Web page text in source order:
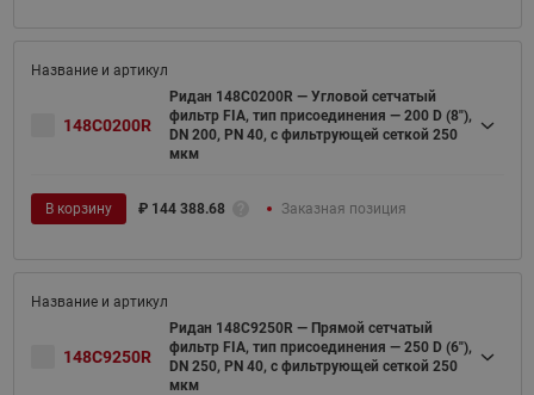
148C0200R
Ридан 148C0200R — Угловой сетчатый
фильтр FIA, тип присоединения — 200 D (8"),
DN 200, PN 40, c фильтрующей сеткой 250
мкм
В корзину ₽ 144 388.68 Заказная позиция
148C9250R
Ридан 148C9250R — Прямой сетчатый
фильтр FIA, тип присоединения — 250 D (6"),
DN 250, PN 40, c фильтрующей сеткой 250
мкм